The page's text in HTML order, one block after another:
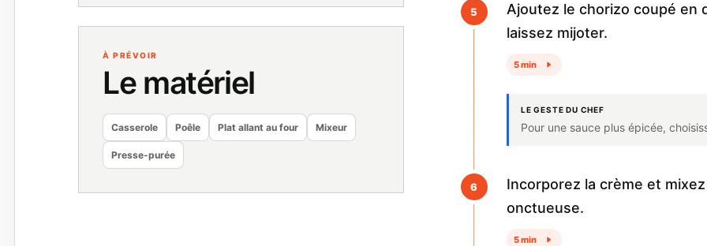
À PRÉVOIR
Le matériel
Casserole Poêle Plat allant au four Mixeur
Presse-purée
5
Ajoutez le chorizo coupé en
laissez mijoter.
5 min
LE GESTE DU CHEF
Pour une sauce plus épicée,
6
Incorporez la crème et
onctueuse.
5 min